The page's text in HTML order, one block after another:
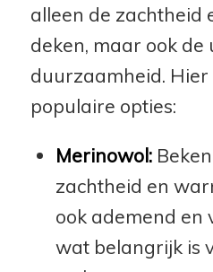
alleen de zachtheid
deken, maar ook de
duurzaamheid. Hier
populaire opties:
Merinowol:
zachtheid en
ook ademend en
wat belangrijk is